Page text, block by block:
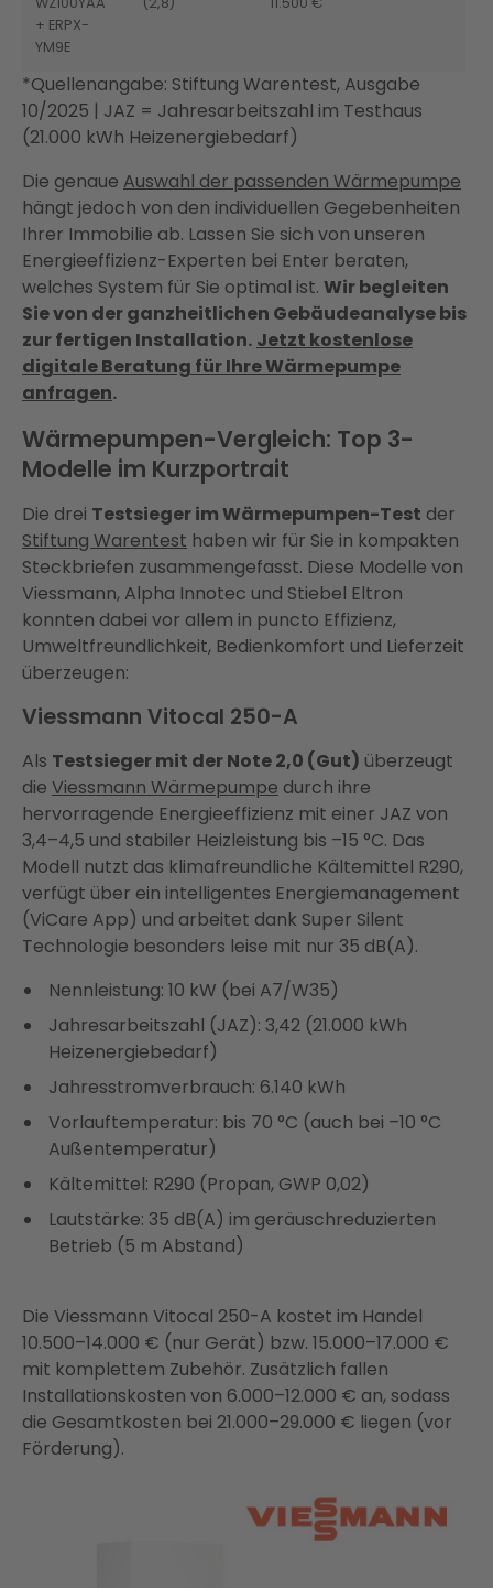
+ ERPX-
YM9E
*Quellenangabe: Stiftung Warentest, Ausgabe
10/2025 | JAZ = Jahresarbeitszahl im Testhaus
(21.000 kWh Heizenergiebedarf)
Die genaue Auswahl der passenden Wärmepumpe
hängt jedoch von den individuellen Gegebenheiten
Ihrer Immobilie ab. Lassen Sie sich von unseren
Energieeffizienz-Experten bei Enter beraten,
welches System für Sie optimal ist. Wir begleiten
Sie von der ganzheitlichen Gebäudeanalyse bis
zur fertigen Installation. Jetzt kostenlose
digitale Beratung für Ihre Wärmepumpe
anfragen.
Wärmepumpen-Vergleich: Top 3-
Modelle im Kurzportrait
Die drei Testsieger im Wärmepumpen-Test der
Stiftung Warentest haben wir für Sie in kompakten
Steckbriefen zusammengefasst. Diese Modelle von
Viessmann, Alpha Innotec und Stiebel Eltron
konnten dabei vor allem in puncto Effizienz,
Umweltfreundlichkeit, Bedienkomfort und Lieferzeit
überzeugen:
Viessmann Vitocal 250-A
Als Testsieger mit der Note 2,0 (Gut) überzeugt
die Viessmann Wärmepumpe durch ihre
hervorragende Energieeffizienz mit einer JAZ von
3,4–4,5 und stabiler Heizleistung bis –15 °C. Das
Modell nutzt das klimafreundliche Kältemittel R290,
verfügt über ein intelligentes Energiemanagement
(ViCare App) und arbeitet dank Super Silent
Technologie besonders leise mit nur 35 dB(A).
Nennleistung: 10 kW (bei A7/W35)
Jahresarbeitszahl (JAZ): 3,42 (21.000 kWh
Heizenergiebedarf)
Jahresstromverbrauch: 6.140 kWh
Vorlauftemperatur: bis 70 °C (auch bei –10 °C
Außentemperatur)
Kältemittel: R290 (Propan, GWP 0,02)
Lautstärke: 35 dB(A) im geräuschreduzierten
Betrieb (5 m Abstand)
Die Viessmann Vitocal 250-A kostet im Handel
10.500–14.000 € (nur Gerät) bzw. 15.000–17.000 €
mit komplettem Zubehör. Zusätzlich fallen
Installationskosten von 6.000–12.000 € an, sodass
die Gesamtkosten bei 21.000–29.000 € liegen (vor
Förderung).